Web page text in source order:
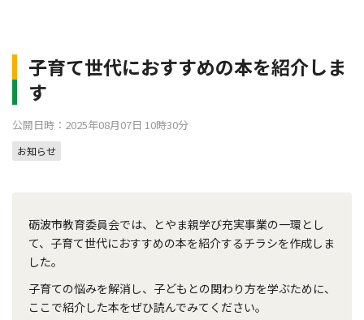
子育て世代におすすめの本を紹介しま
す
公開日時：2025年08月07日 10時30分
お知らせ
砺波市教育委員会では、とやま親学び充実事業の一環とし
て、子育て世代におすすめの本を紹介するチラシを作成しま
した。
子育ての悩みを解消し、子どもとの関わり方を学ぶために、
ここで紹介した本をぜひ読んでみてください。